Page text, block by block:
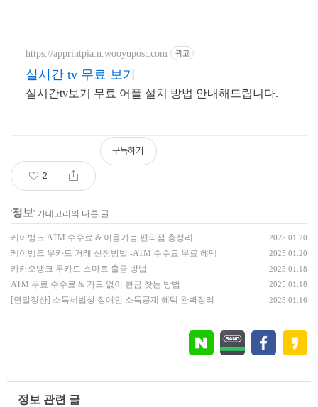
https://apprintpia.n.wooyupost.com 광고
실시간 tv 무료 보기
실시간tv보기 무료 어플 설치 방법 안내해드립니다.
2
구독하기
'정보' 카테고리의 다른 글
케이뱅크 ATM 수수료 & 이용가능 편의점 총정리 2025.01.20
케이뱅크 무카드 거래 신청방법 -ATM 수수료 무료 혜택 2025.01.20
카카오뱅크 무카드 스마트 출금 방법 2025.01.18
ATM 무료 수수료 & 카드 없이 현금 찾는 방법 2025.01.18
[연말정산] 소득세법상 장애인 소득공제 혜택 완벽정리 2025.01.16
정보 관련 글